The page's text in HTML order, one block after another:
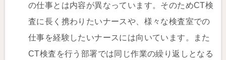
の仕事とは内容が異なっています。そのためCT検
査に長く携わりたいナースや、様々な検査室での
仕事を経験したいナースには向いています。また
CT検査を行う部署では同じ作業の繰り返しとなる